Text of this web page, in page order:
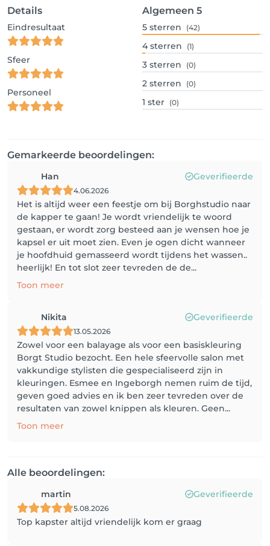
Details
Eindresultaat
Sfeer
Personeel
Algemeen 5
5 sterren (42)
4 sterren (1)
3 sterren (0)
2 sterren (0)
1 ster (0)
Gemarkeerde beoordelingen:
Han Geverifieerde
4.06.2026
Het is altijd weer een feestje om bij Borghstudio naar
de kapper te gaan! Je wordt vriendelijk te woord
gestaan, er wordt zorg besteed aan je wensen hoe je
kapsel er uit moet zien. Even je ogen dicht wanneer
je hoofdhuid gemasseerd wordt tijdens het wassen..
heerlijk! En tot slot zeer tevreden de de...
Toon meer
Nikita Geverifieerde
13.05.2026
Zowel voor een balayage als voor een basiskleuring
Borgt Studio bezocht. Een hele sfeervolle salon met
vakkundige stylisten die gespecialiseerd zijn in
kleuringen. Esmee en Ingeborgh nemen ruim de tijd,
geven goed advies en ik ben zeer tevreden over de
resultaten van zowel knippen als kleuren. Geen...
Toon meer
Alle beoordelingen:
martin Geverifieerde
5.08.2026
Top kapster altijd vriendelijk kom er graag